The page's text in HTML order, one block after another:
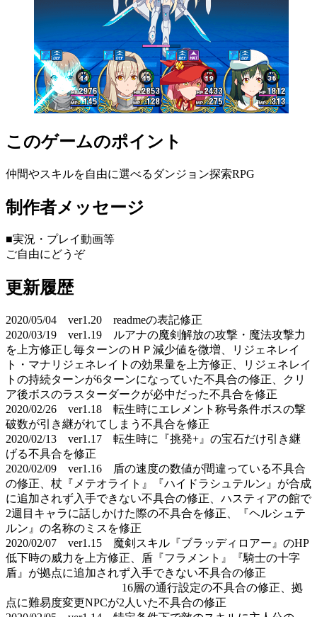
このゲームのポイント
仲間やスキルを自由に選べるダンジョン探索RPG
制作者メッセージ
■実況・プレイ動画等
ご自由にどうぞ
更新履歴
2020/05/04 ver1.20 readmeの表記修正
2020/03/19 ver1.19 ルアナの魔剣解放の攻撃・魔法攻撃力
を上方修正し毎ターンのＨＰ減少値を微増、リジェネレイ
ト・マナリジェネレイトの効果量を上方修正、リジェネレイ
トの持続ターンが6ターンになっていた不具合の修正、クリ
ア後ボスのラスターダークが必中だった不具合を修正
2020/02/26 ver1.18 転生時にエレメント称号条件ボスの撃
破数が引き継がれてしまう不具合を修正
2020/02/13 ver1.17 転生時に『挑発+』の宝石だけ引き継
げる不具合を修正
2020/02/09 ver1.16 盾の速度の数値が間違っている不具合
の修正、杖『メテオライト』『ハイドラシュテルン』が合成
に追加されず入手できない不具合の修正、ハスティアの館で
2週目キャラに話しかけた際の不具合を修正、『ヘルシュテ
ルン』の名称のミスを修正
2020/02/07 ver1.15 魔剣スキル『ブラッディロアー』のHP
低下時の威力を上方修正、盾『フラメント』『騎士の十字
盾』が拠点に追加されず入手できない不具合の修正
16層の通行設定の不具合の修正、拠
点に難易度変更NPCが2人いた不具合の修正